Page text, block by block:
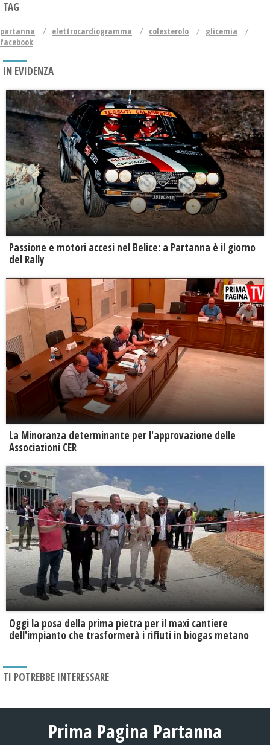
TAG
partanna elettrocardiogramma colesterolo
glicemia
facebook
IN EVIDENZA
Passione e motori accesi nel Belice: a Partanna è il giorno
del Rally
La Minoranza determinante per l'approvazione delle
Associazioni CER
Oggi la posa della prima pietra per il maxi cantiere
dell'impianto che trasformerà i rifiuti in biogas metano
TI POTREBBE INTERESSARE
Prima Pagina Partanna